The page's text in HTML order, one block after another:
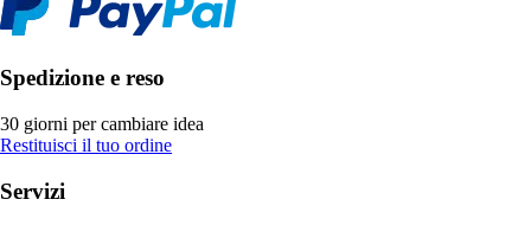
Spedizione e reso
30 giorni per cambiare idea
Restituisci il tuo ordine
Servizi